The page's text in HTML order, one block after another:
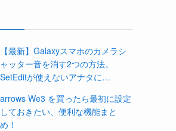
【最新】Galaxyスマホのカメラシ
ャッター音を消す2つの方法。
SetEditが使えないアナタに…
arrows We3 を買ったら最初に設定
しておきたい、便利な機能まと
め！